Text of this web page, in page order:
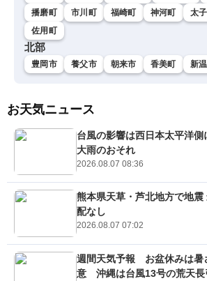
播磨町
市川町 福崎町 神河町 太
佐用町
北部
豊岡市 養父市 朝来市 香美町 新
お天気ニュース
台風の影響は西日本太平洋
大雨のおそれ
2026.08.07 08:36
熊本県天草・芦北地方で地
配なし
2026.08.07 07:02
週間天気予報 お盆休みは暑
意 沖縄は台風13号の荒天長